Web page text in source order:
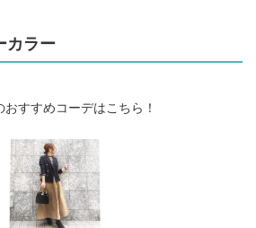
カラー
すすめコーデはこちら！